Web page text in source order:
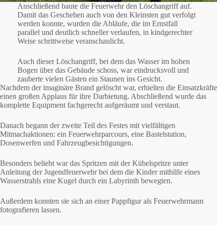
Anschließend baute die Feuerwehr den Löschangriff auf.
Damit das Geschehen auch von den Kleinsten gut verfolgt
werden konnte, wurden die Abläufe, die im Ernstfall
parallel und deutlich schneller verlaufen, in kindgerechter
Weise schrittweise veranschaulicht.
Auch dieser Löschangriff, bei dem das Wasser im hohen
Bogen über das Gebäude schoss, war eindrucksvoll und
zauberte vielen Gästen ein Staunen ins Gesicht.
Nachdem der imaginäre Brand gelöscht war, erhielten die Einsatzkräfte
einen großen Applaus für ihre Darbietung. Abschließend wurde das
komplette Equipment fachgerecht aufgeräumt und verstaut.
Danach begann der zweite Teil des Festes mit vielfältigen
Mitmachaktionen: ein Feuerwehrparcours, eine Bastelstation,
Dosenwerfen und Fahrzeugbesichtigungen.
Besonders beliebt war das Spritzen mit der Kübelspritze unter
Anleitung der Jugendfeuerwehr bei dem die Kinder mithilfe eines
Wasserstrahls eine Kugel durch ein Labyrinth bewegten.
Außerdem konnten sie sich an einer Pappfigur als Feuerwehrmann
fotografieren lassen.